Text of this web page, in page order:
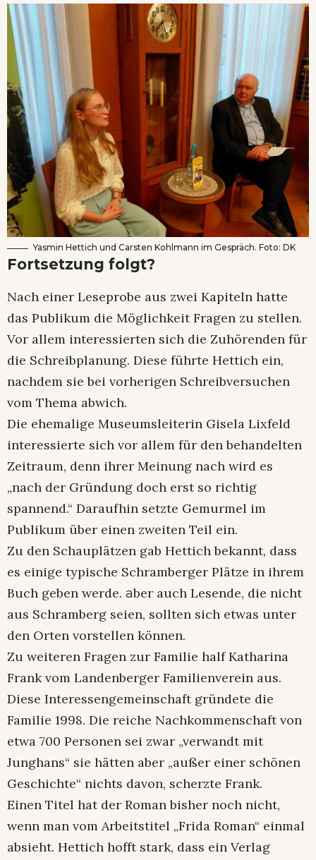
Yasmin Hettich und Carsten Kohlmann im Gespräch. Foto: DK
Fortsetzung folgt?
Nach einer Leseprobe aus zwei Kapiteln hatte
das Publikum die Möglichkeit Fragen zu stellen.
Vor allem interessierten sich die Zuhörenden für
die Schreibplanung. Diese führte Hettich ein,
nachdem sie bei vorherigen Schreibversuchen
vom Thema abwich.
Die ehemalige Museumsleiterin Gisela Lixfeld
interessierte sich vor allem für den behandelten
Zeitraum, denn ihrer Meinung nach wird es
„nach der Gründung doch erst so richtig
spannend.“ Daraufhin setzte Gemurmel im
Publikum über einen zweiten Teil ein.
Zu den Schauplätzen gab Hettich bekannt, dass
es einige typische Schramberger Plätze in ihrem
Buch geben werde. aber auch Lesende, die nicht
aus Schramberg seien, sollten sich etwas unter
den Orten vorstellen können.
Zu weiteren Fragen zur Familie half Katharina
Frank vom Landenberger Familienverein aus.
Diese Interessengemeinschaft gründete die
Familie 1998. Die reiche Nachkommenschaft von
etwa 700 Personen sei zwar „verwandt mit
Junghans“ sie hätten aber „außer einer schönen
Geschichte“ nichts davon, scherzte Frank.
Einen Titel hat der Roman bisher noch nicht,
wenn man vom Arbeitstitel „Frida Roman“ einmal
absieht. Hettich hofft stark, dass ein Verlag